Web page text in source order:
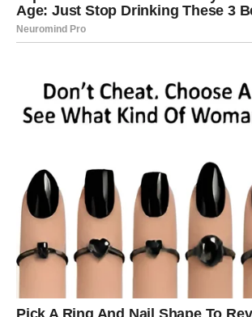
Rakovi su među najvećim karmičkim
Poslije mnogo tuge dolazi osoba ili
vraća vjeru da sreća ipak postoji.
Sve dobro što ste davali
vraća
Pred vama su veoma nježni i sudbinski